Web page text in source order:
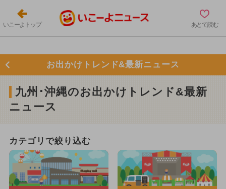
いこーよトップ あとで読む
お出かけトレンド&最新ニュース
九州･沖縄のお出かけトレンド&最新
ニュース
カテゴリで絞り込む